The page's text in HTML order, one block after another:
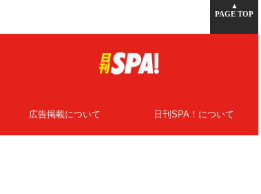
▲
PAGE TOP
広告掲載について 日刊SPA！について